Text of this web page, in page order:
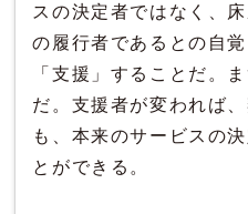
スの決定者ではなく、
の履行者であるとの自
「支援」することだ。
だ。支援者が変われば
も、本来のサービスの
とができる。